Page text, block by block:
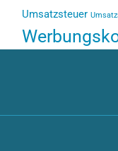
Umsatzsteuer